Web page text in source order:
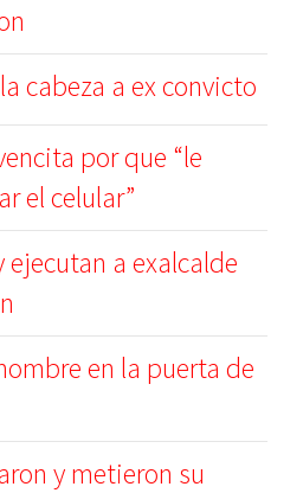
cabeza a ex convicto
por que “le
el celular”
ejecutan a exalcalde
en la puerta de
y metieron su